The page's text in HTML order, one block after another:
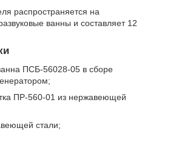
распространяется на
ванны и составляет 12
ПСБ-56028-05 в сборе
ПР-560-01 из нержавеющей
стали;